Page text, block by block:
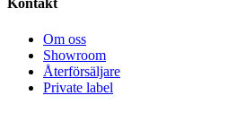
Kontakt
Om oss
Showroom
Återförsäljare
Private label